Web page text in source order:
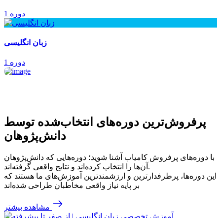
1 دوره
زبان انگلیسی
1 دوره
پرفروش‌ترین‌ دوره‌های انتخاب‌شده توسط
دانش‌پژوهان
با دوره‌های پرفروش کامیاب آشنا شوید؛ دوره‌هایی که دانش‌پژوهان
آن‌ها را انتخاب کرده‌اند و نتایج واقعی گرفته‌اند.
این دوره‌ها، پرطرفدارترین و ارزشمندترین آموزش‌های ما هستند که
بر پایه نیاز واقعی مخاطبان طراحی شده‌اند
مشاهده بیشتر